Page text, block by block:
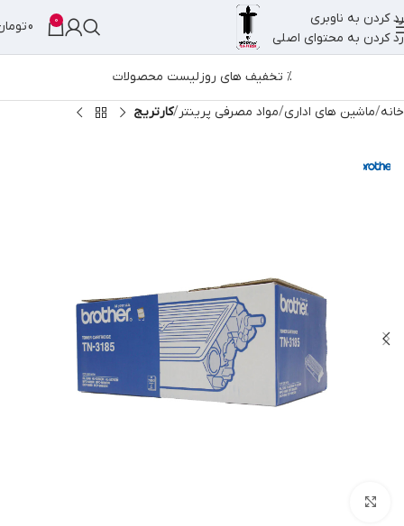
رد کردن به ناوبری
رد کردن به محتوای اصلی
0
0
% تخفیف های روزلیست محصولات
خانه ماشین های اداری مواد مصرفی پرینتر کارتریج